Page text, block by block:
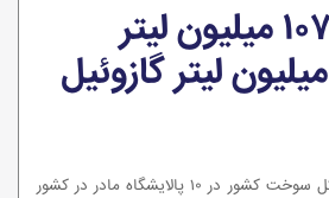
تولید روزانه ۱۰۷ میلیون لیتر
بنزین و ۱۱۵ میلیون لیتر گازوئیل
یک مسئول صنفی گفت: کل سوخت کشور در ۱۰ پالایشگاه مادر در کشور